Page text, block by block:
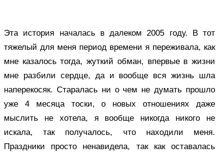
Эта история началась в далеком 2005 году. В тот
тяжелый для меня период времени я переживала, как
мне казалось тогда, жуткий обман, впервые в жизни
мне разбили сердце, да и вообще вся жизнь шла
наперекосяк. Старалась ни о чем не думать прошло
уже 4 месяца тоски, о новых отношениях даже
мыслить не хотела, я вообще никогда никого не
искала, так получалось, что находили меня.
Праздники просто ненавидела, так как оставалась